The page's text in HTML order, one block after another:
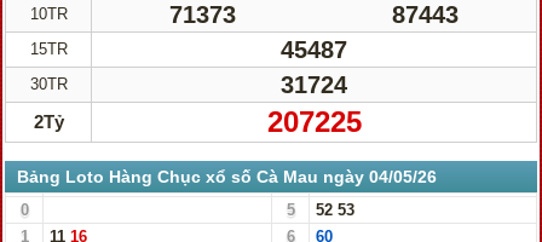
10TR 71373 87443
15TR 45487
30TR 31724
2Tỷ 207225
Bảng Loto Hàng Chục xổ số Cà Mau ngày 04/05/26
0 5 52 53
1
11 16 6 60